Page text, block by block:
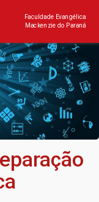
Faculdade Evangélica
Mackenzie do Paraná